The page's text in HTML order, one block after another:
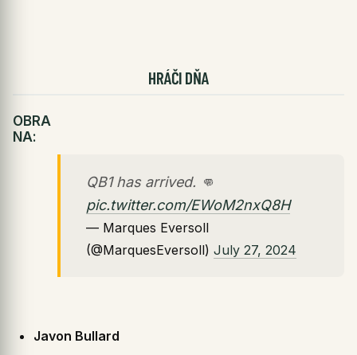
HRÁČI DŇA
QB1 has arrived. 👊
pic.twitter.com/EWoM2nxQ8H
— Marques Eversoll
(@MarquesEversoll) July 27, 2024
OBRA
NA:
Javon Bullard